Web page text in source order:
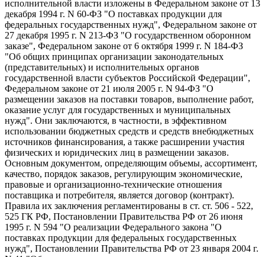
исполнительной власти изложены в Федеральном законе от 13
декабря 1994 г. N 60-ФЗ "О поставках продукции для
федеральных государственных нужд", Федеральном законе от
27 декабря 1995 г. N 213-ФЗ "О государственном оборонном
заказе", Федеральном законе от 6 октября 1999 г. N 184-ФЗ
"Об общих принципах организации законодательных
(представительных) и исполнительных органов
государственной власти субъектов Российской Федерации",
Федеральном законе от 21 июля 2005 г. N 94-ФЗ "О
размещении заказов на поставки товаров, выполнение работ,
оказание услуг для государственных и муниципальных
нужд". Они заключаются, в частности, в эффективном
использовании бюджетных средств и средств внебюджетных
источников финансирования, а также расширении участия
физических и юридических лиц в размещении заказов.
Основным документом, определяющим объемы, ассортимент,
качество, порядок заказов, регулирующим экономические,
правовые и организационно-технические отношения
поставщика и потребителя, является договор (контракт).
Правила их заключения регламентированы в ст. ст. 506 - 522,
525 ГК РФ, Постановлении Правительства РФ от 26 июня
1995 г. N 594 "О реализации Федерального закона "О
поставках продукции для федеральных государственных
нужд", Постановлении Правительства РФ от 23 января 2004 г.